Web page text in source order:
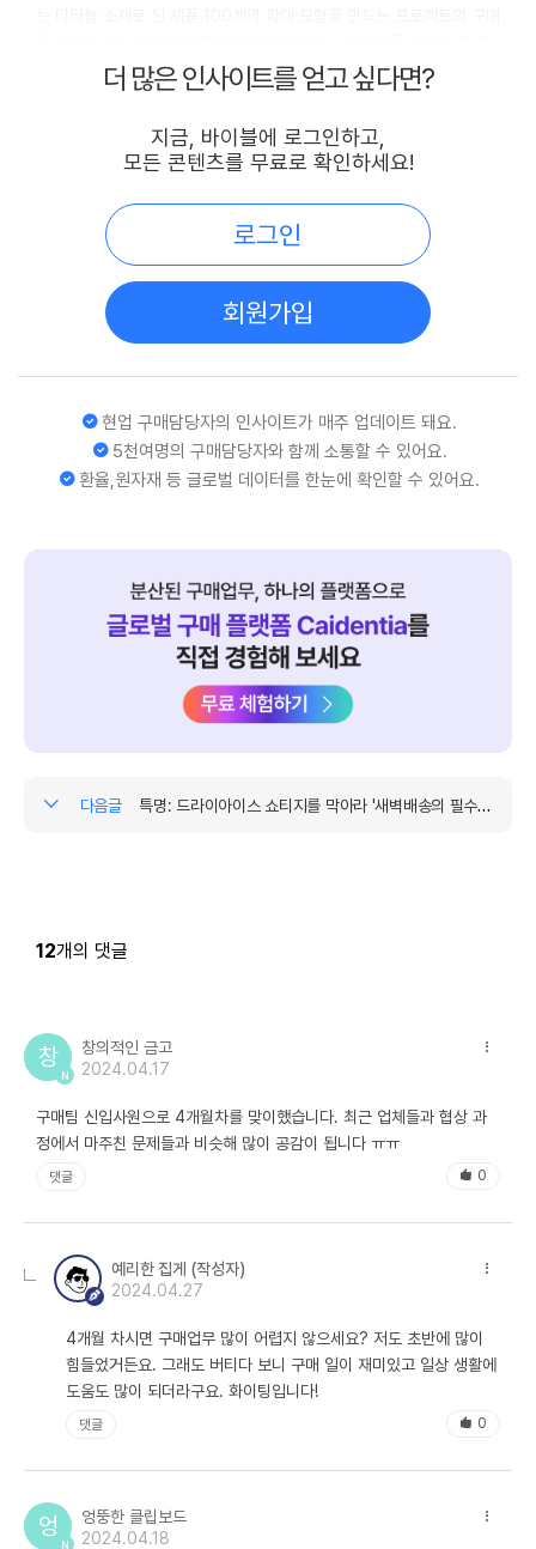
현하는 것이었습니다. 마케팅 추천 업체 한 곳과 구매 업체풀인 금속가공
업체 여러 곳을 비교 견적 했습니다.
업체 3곳을 추려 제품 샘플을 요청했습니다. 샘플을 받아보니 마케팅 거
래 업체가 가장 실력이 좋았고, 그만큼 단가도 제일 높았습니다. 업체는
결정된 것이고, 단가를 얼마나 깎느냐가 관건이었습니다. 아는 금속가공
업체 한 곳을 불러서 최대한 조언을 받으며 단가 분석한 뒤, 업체와 협상
을 벌였습니다.
임률에 따라 단가 변동이 크므로 예측하기가 매우 어려웠습니다. 일단 차
상위 견적에 맞춰 20% 네고 요청하였고, 정말 세밀한 자료까지 제출하
윗분들은 뭔가 꺼림칙하다며 더 깎으라고 지시하셨습니다. 저는 당시 팀
장님께 세 차례 협상 끝에 받은 단가라 더 어려울 것이라고 말씀드렸고,
네 번째 협상 내내 업체 대표님은 한결같이 이 이상은 안된다고 강력하게
말했습니다. 이때까지만 해도 저는 성선설을 믿었습니다. "그래, 업체도
먹고살아야지. 너무 깎으려 들면 신뢰가 무너질 거야." 지지부진하게 결
론이 나지 않자 마지막에 팀장님은 초강수를 두었습니다. 업체 대표님은
3일만 시간을 달라며 일단 마무리했습니다.
들었습니다. 팀장님 역시 자신 없는 목소리로 조금 더 지켜보자고 하셨
한 것입니다. 저는 정말 머리를 세게 한 대 얻어맞은 기분이었습니다. 아!
두 번째 예시, VMD 업체의 디자인 부심
체와 단가를 선정하는 프로젝트를 맡았습니다. VMD는 상품 판매를 촉
진하기 위해 판매 공간과 제품 배치를 매력적으로 꾸미고 관리하는 일을
말하는데, 쉽게 백화점의 진열대를 기획하고 전시하는 일이라고 보면 됩
더 많은 인사이트를 얻고 싶다면?
지금, 바이블에 로그인하고,
모든 콘텐츠를 무료로 확인하세요!
로그인
회원가입
현업 구매담당자의 인사이트가 매주 업데이트 돼요.
5천여명의 구매담당자와 함께 소통할 수 있어요.
환율,원자재 등 글로벌 데이터를 한눈에 확인할 수 있어요.
다음글 특명: 드라이아이스 쇼티지를 막아라 '새벽배송의 필수재 드라이아이스'
12개의 댓글
창
N
창의적인 금고
2024.04.17
구매팀 신입사원으로 4개월차를 맞이했습니다. 최근 업체들과 협상 과
정에서 마주친 문제들과 비슷해 많이 공감이 됩니다 ㅠㅠ
댓글 0
예리한 집게 (작성자)
2024.04.27
4개월 차시면 구매업무 많이 어렵지 않으세요? 저도 초반에 많이
힘들었거든요. 그래도 버티다 보니 구매 일이 재미있고 일상 생활에
도움도 많이 되더라구요. 화이팅입니다!
댓글 0
엉
N
엉뚱한 클립보드
2024.04.18